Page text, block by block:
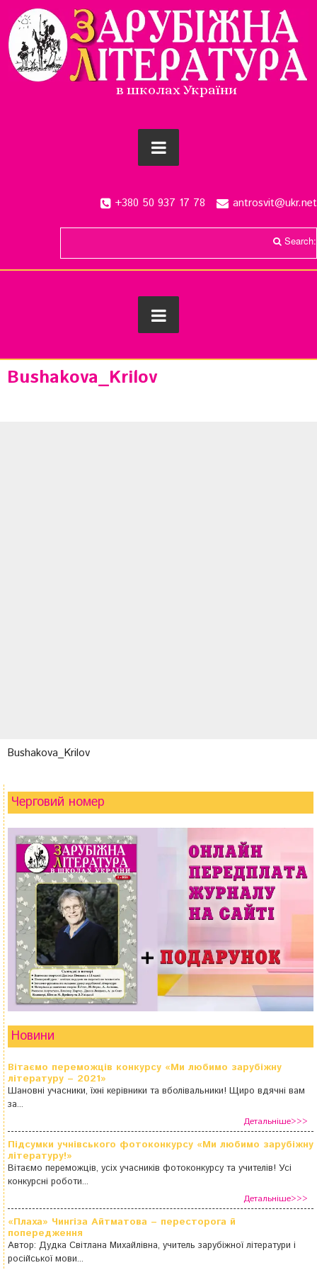
в школах України
+380 50 937 17 78 antrosvit@ukr.net
Search:
Bushakova_Krilov
Bushakova_Krilov
Черговий номер
Новини
Вітаємо переможців конкурсу «Ми любимо зарубіжну
літературу – 2021»
Шановні учасники, їхні керівники та вболівальники! Щиро вдячні вам
за...
Детальніше>>>
Підсумки учнівського фотоконкурсу «Ми любимо зарубіжну
літературу!»
Вітаємо переможців, усіх учасників фотоконкурсу та учителів! Усі
конкурсні роботи...
Детальніше>>>
«Плаха» Чингіза Айтматова – пересторога й
попередження
Автор: Дудка Світлана Михайлівна, учитель зарубіжної літератури і
російської мови...